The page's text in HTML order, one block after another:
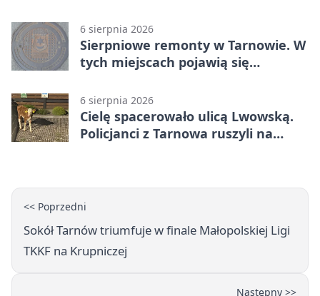
6 sierpnia 2026
Sierpniowe remonty w Tarnowie. W
tych miejscach pojawią się
6 sierpnia 2026
Cielę spacerowało ulicą Lwowską.
Policjanci z Tarnowa ruszyli na
<< Poprzedni
Sokół Tarnów triumfuje w finale Małopolskiej Ligi
TKKF na Krupniczej
Następny >>